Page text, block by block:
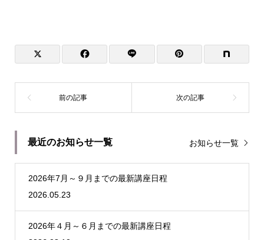
最近のお知らせ一覧 お知らせ一覧
2026年7月～９月までの最新講座日程
2026.05.23
2026年４月～６月までの最新講座日程